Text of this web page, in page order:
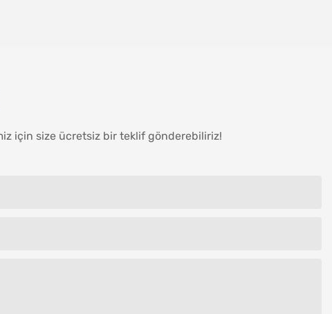
için size ücretsiz bir teklif gönderebiliriz!